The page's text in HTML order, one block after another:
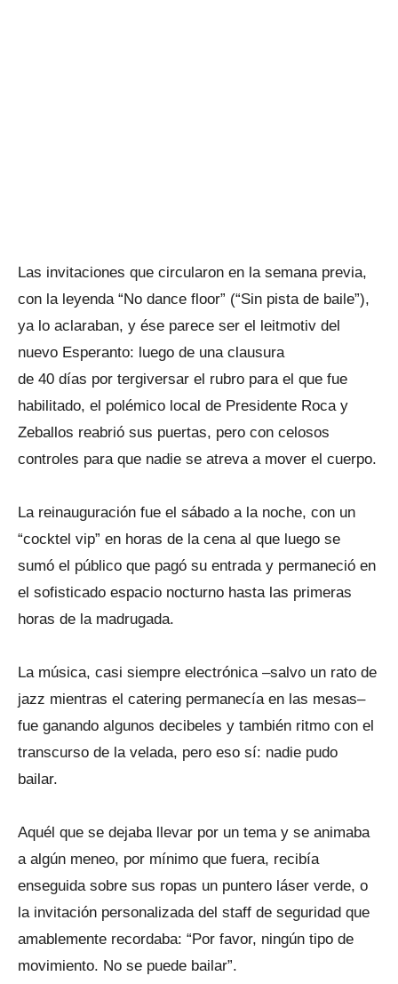
Las invitaciones que circularon en la semana previa,
con la leyenda “No dance floor” (“Sin pista de baile”),
ya lo aclaraban, y ése parece ser el leitmotiv del
nuevo Esperanto: luego de una clausura
de 40 días por tergiversar el rubro para el que fue
habilitado, el polémico local de Presidente Roca y
Zeballos reabrió sus puertas, pero con celosos
controles para que nadie se atreva a mover el cuerpo.
La reinauguración fue el sábado a la noche, con un
“cocktel vip” en horas de la cena al que luego se
sumó el público que pagó su entrada y permaneció en
el sofisticado espacio nocturno hasta las primeras
horas de la madrugada.
La música, casi siempre electrónica –salvo un rato de
jazz mientras el catering permanecía en las mesas–
fue ganando algunos decibeles y también ritmo con el
transcurso de la velada, pero eso sí: nadie pudo
bailar.
Aquél que se dejaba llevar por un tema y se animaba
a algún meneo, por mínimo que fuera, recibía
enseguida sobre sus ropas un puntero láser verde, o
la invitación personalizada del staff de seguridad que
amablemente recordaba: “Por favor, ningún tipo de
movimiento. No se puede bailar”.